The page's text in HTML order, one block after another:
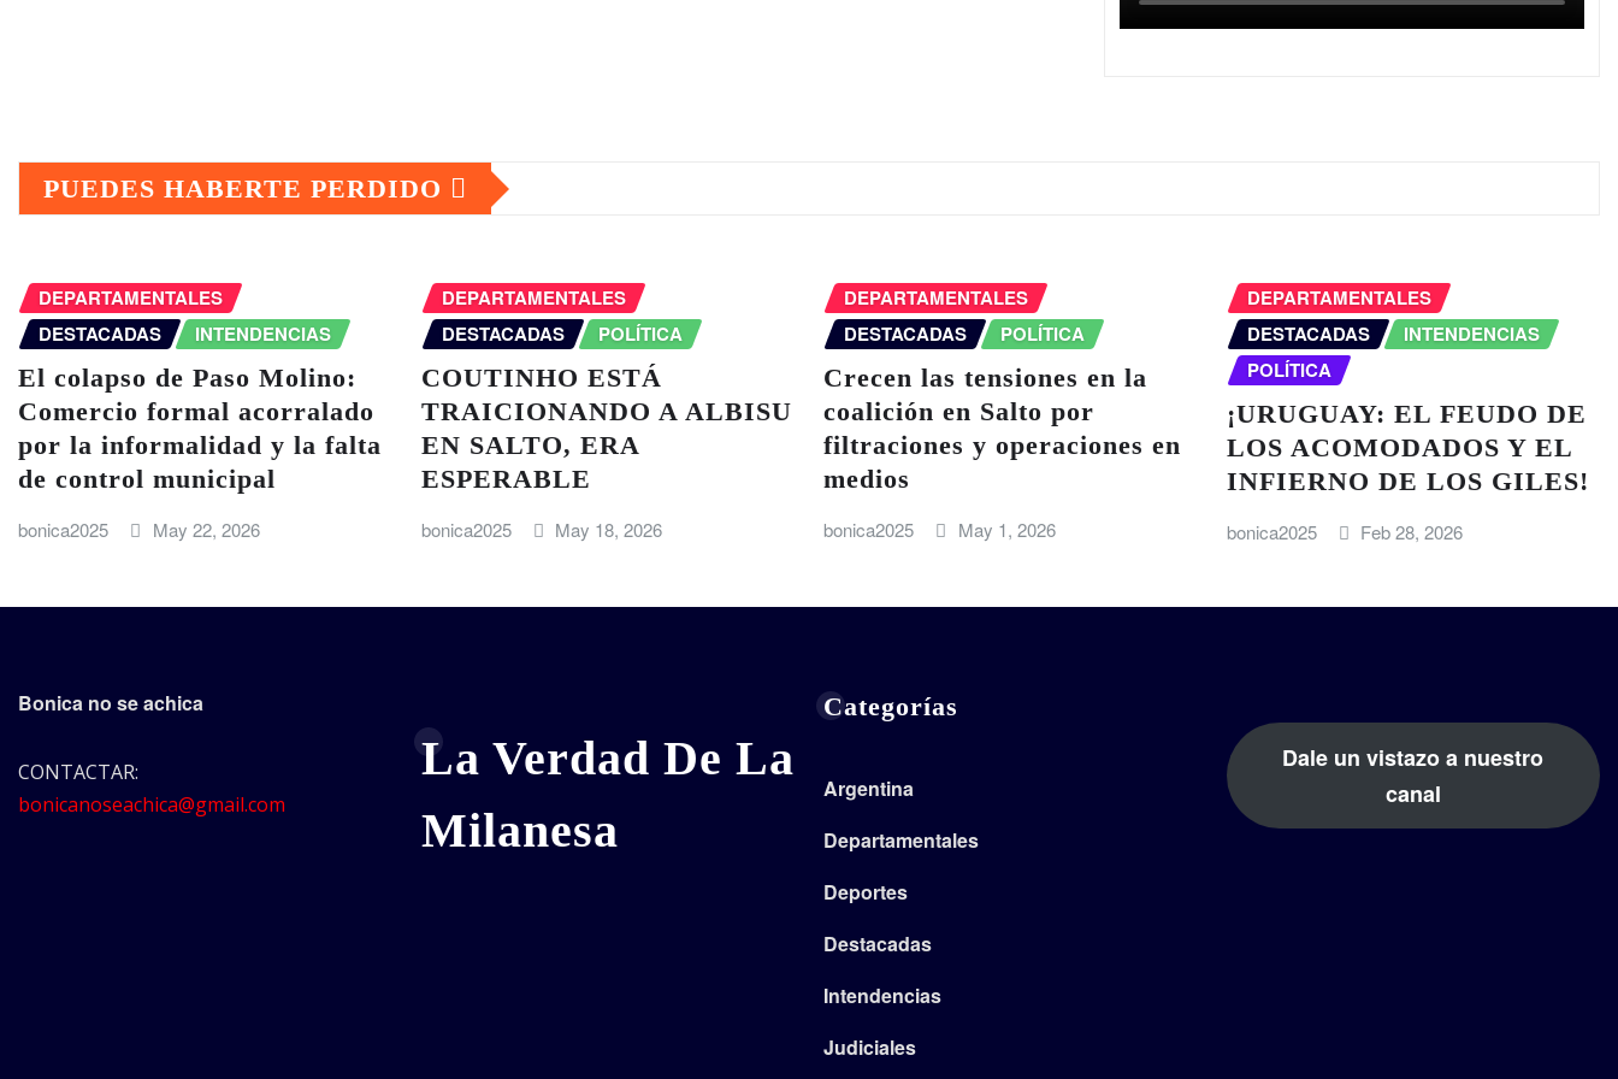
PUEDES HABERTE PERDIDO
DEPARTAMENTALES
DESTACADAS
INTENDENCIAS
El colapso de Paso Molino:
Comercio formal acorralado
por la informalidad y la falta
de control municipal
bonica2025 May 22, 2026
DEPARTAMENTALES
DESTACADAS
POLÍTICA
COUTINHO ESTÁ
TRAICIONANDO A ALBISU
EN SALTO, ERA
ESPERABLE
bonica2025 May 18, 2026
DEPARTAMENTALES
DESTACADAS
POLÍTICA
Crecen las tensiones en la
coalición en Salto por
filtraciones y operaciones en
medios
bonica2025 May 1, 2026
DEPARTAMENTALES
DESTACADAS
INTENDENCIAS
POLÍTICA
¡URUGUAY: EL FEUDO DE
LOS ACOMODADOS Y EL
INFIERNO DE LOS GILES!
bonica2025 Feb 28, 2026
Bonica no se achica
CONTACTAR:
bonicanoseachica@gmail.com
La Verdad De La
Milanesa
Categorías
Argentina
Departamentales
Deportes
Destacadas
Intendencias
Judiciales
Dale un vistazo a nuestro
canal